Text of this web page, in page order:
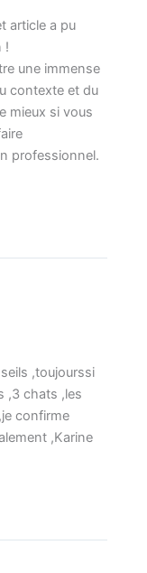
article a pu
!
une immense
contexte et du
mieux si vous
professionnel.
,toujourssi
,3 chats ,les
confirme
,Karine